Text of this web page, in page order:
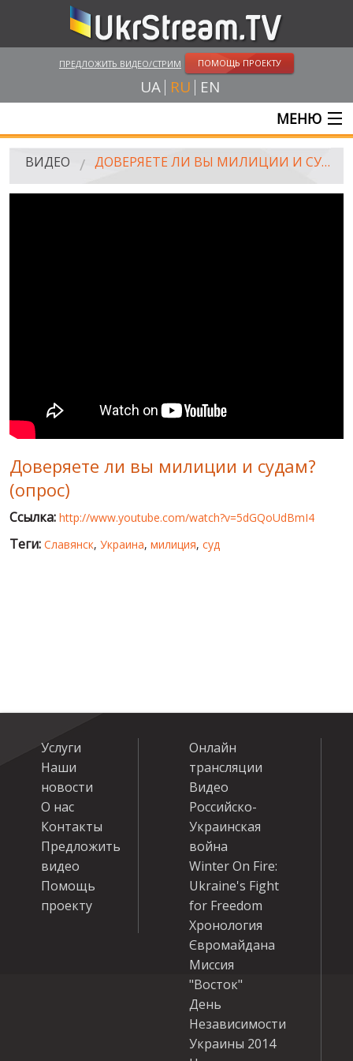
ПРЕДЛОЖИТЬ ВИДЕО/СТРИМ ПОМОЩЬ ПРОЕКТУ
UA RU EN
МЕНЮ
ГЛАВНАЯ
ПУБЛИЧНЫЕ ЛЮДИ
РОССИЙСКО-УКРАИНСКАЯ ВОЙНА
WINTER ON FIRE: UKRAINE'S FIGHT FOR FREEDOM
ХРОНОЛОГИЯ ЄВРОМАЙДАНА
ВИДЕО ДОВЕРЯЕТЕ ЛИ ВЫ МИЛИЦИИ И СУДАМ? (ОПРОС)
Доверяете ли вы милиции и судам?
(опрос)
Ссылка: http://www.youtube.com/watch?v=5dGQoUdBmI4
Теги: Славянск, Украина, милиция, суд
Услуги
Наши
новости
О нас
Контакты
Предложить
видео
Помощь
проекту
Онлайн
трансляции
Видео
Российско-
Украинская
война
Winter On Fire:
Ukraine's Fight
for Freedom
Хронология
Євромайдана
Миссия
"Восток"
День
Независимости
Украины 2014